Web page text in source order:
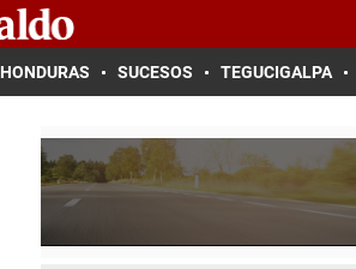
HONDURAS SUCESOS TEGUCIGALPA